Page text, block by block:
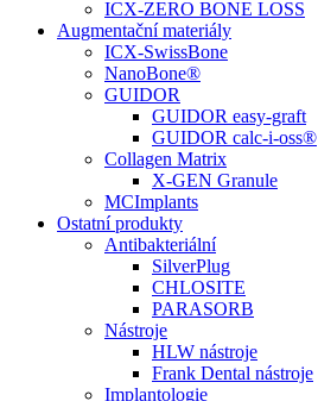
ICX-ZERO BONE LOSS
Augmentační materiály
ICX-SwissBone
NanoBone®
GUIDOR
GUIDOR easy-graft
GUIDOR calc-i-oss®
Collagen Matrix
X-GEN Granule
MCImplants
Ostatní produkty
Antibakteriální
SilverPlug
CHLOSITE
PARASORB
Nástroje
HLW nástroje
Frank Dental nástroje
Implantologie